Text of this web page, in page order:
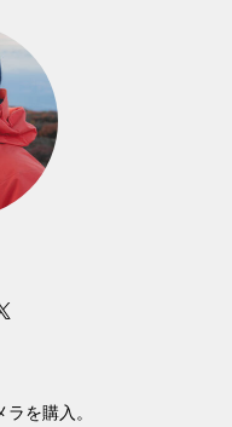
を購入。